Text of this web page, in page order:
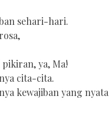
sehari-hari.
ya, Ma!
cita-cita.
kewajiban yang nyata